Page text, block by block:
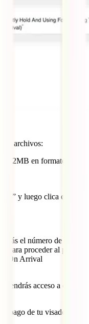
archivos:
2MB en formato
y luego clica en
el número de
para proceder al pago,
On Arrival
tendrás acceso a dos
pago de tu visado